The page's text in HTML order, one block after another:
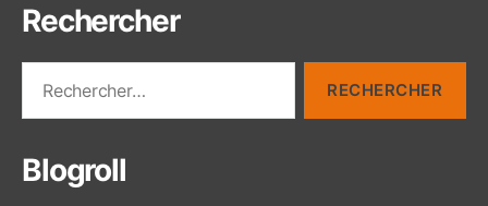
Rechercher
c
Blogroll